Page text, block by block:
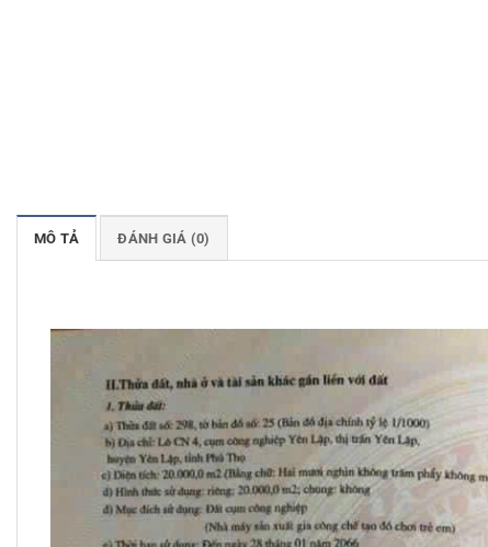
MÔ TẢ ĐÁNH GIÁ (0)